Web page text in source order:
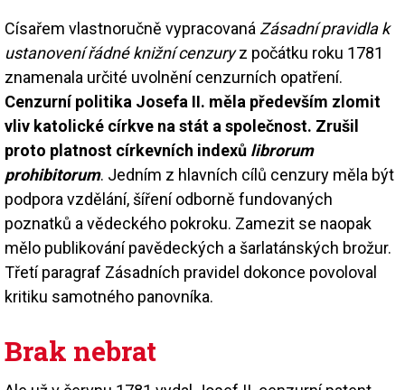
Císařem vlastnoručně vypracovaná Zásadní pravidla k
ustanovení řádné knižní cenzuryz počátku roku 1781
znamenala určité uvolnění cenzurních opatření.
Cenzurní politika Josefa II. měla především zlomit
vliv katolické církve na stát a společnost. Zrušil
proto platnost církevních indexů librorum
prohibitorum. Jedním z hlavních cílů cenzury měla být
podpora vzdělání, šíření odborně fundovaných
poznatků a vědeckého pokroku. Zamezit se naopak
mělo publikování pavědeckých a šarlatánských brožur.
Třetí paragraf Zásadních pravidel dokonce povoloval
kritiku samotného panovníka.
Brak nebrat